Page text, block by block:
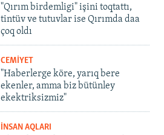
"Qırım birdemligi" işini toqtattı,
tintüv ve tutuvlar ise Qırımda daa
çoq oldı
CEMİYET
"Haberlerge köre, yarıq bere
ekenler, amma biz bütünley
ekektriksizmiz"
İNSAN AQLARI